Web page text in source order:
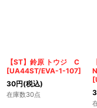
【ST】鈴原 トウジ C
[UA44ST/EVA-1-107]
30円(税込)
在庫数30点
[